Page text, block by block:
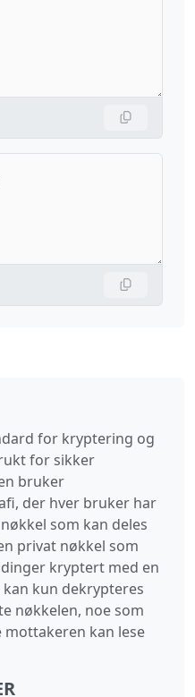
for kryptering og
for sikker
bruker
der hver bruker har
som kan deles
privat nøkkel som
kryptert med en
kun dekrypteres
nøkkelen, noe som
kan lese